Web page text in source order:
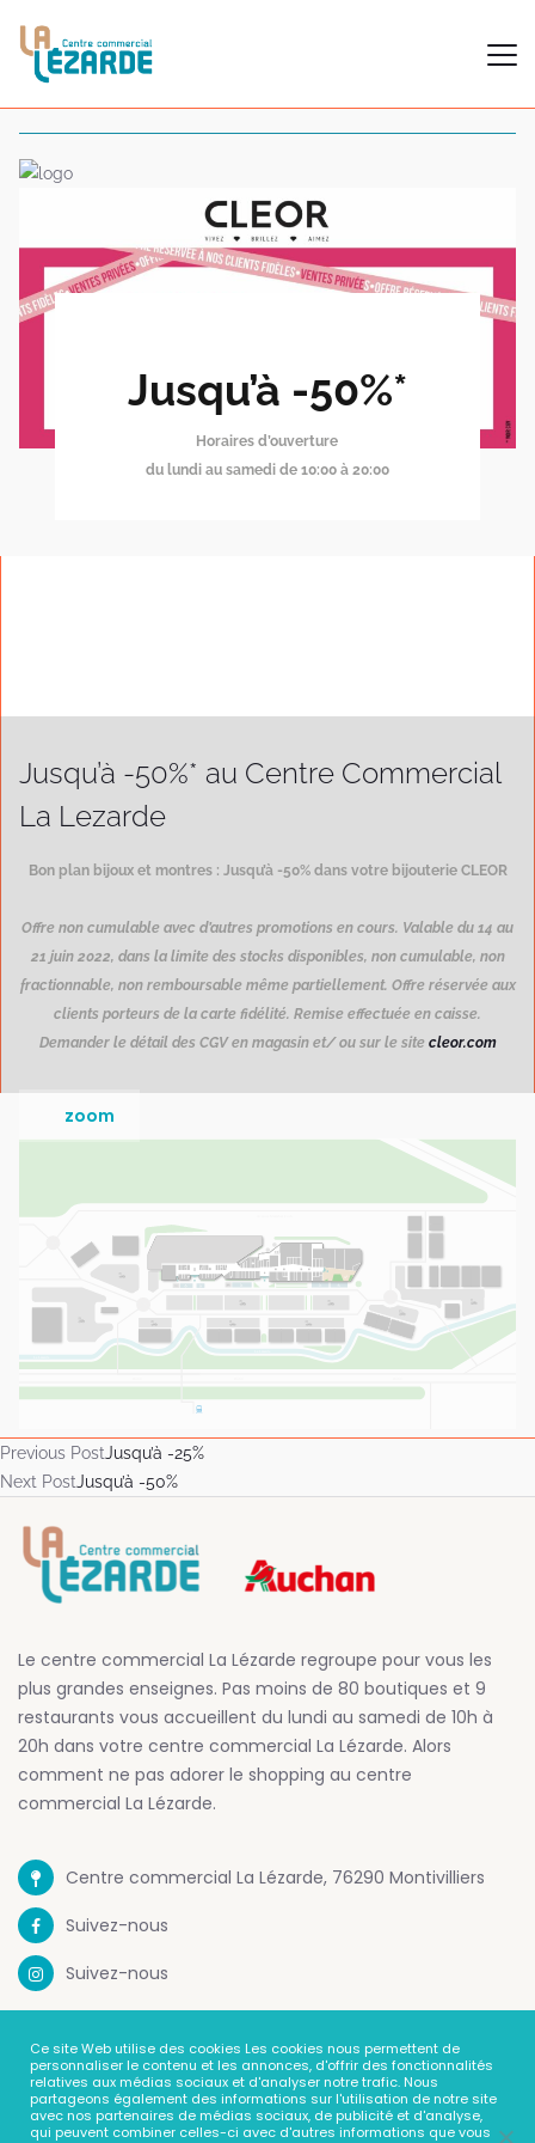
Jusqu’à -50%*
Horaires d’ouverture
du lundi au samedi de 10:00 à 20:00
Jusqu’à -50%* au Centre Commercial
La Lezarde
Bon plan bijoux et montres : Jusqu’à -50% dans votre bijouterie CLEOR
Offre non cumulable avec d’autres promotions en cours. Valable du 14 au
21 juin 2022, dans la limite des stocks disponibles, non cumulable, non
fractionnable, non remboursable même partiellement. Offre réservée aux
clients porteurs de la carte fidélité. Remise effectuée en caisse.
Demander le détail des CGV en magasin et/ ou sur le site cleor.com
zoom
Previous PostJusqu’à -25%
Next PostJusqu’à -50%
Le centre commercial La Lézarde regroupe pour vous les
plus grandes enseignes. Pas moins de 80 boutiques et 9
restaurants vous accueillent du lundi au samedi de 10h à
20h dans votre centre commercial La Lézarde. Alors
comment ne pas adorer le shopping au centre
commercial La Lézarde.
Centre commercial La Lézarde, 76290 Montivilliers
Suivez-nous
Suivez-nous
Mentions Legales
Politique de confidentialité
Contact
Ce site Web utilise des cookies Les cookies nous permettent de
personnaliser le contenu et les annonces, d'offrir des fonctionnalités
relatives aux médias sociaux et d'analyser notre trafic. Nous
partageons également des informations sur l'utilisation de notre site
avec nos partenaires de médias sociaux, de publicité et d'analyse,
qui peuvent combiner celles-ci avec d'autres informations que vous